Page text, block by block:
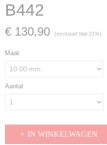
B442
€ 130,90 (exclusief btw 21%)
Maat
Aantal
IN WINKELWAGEN